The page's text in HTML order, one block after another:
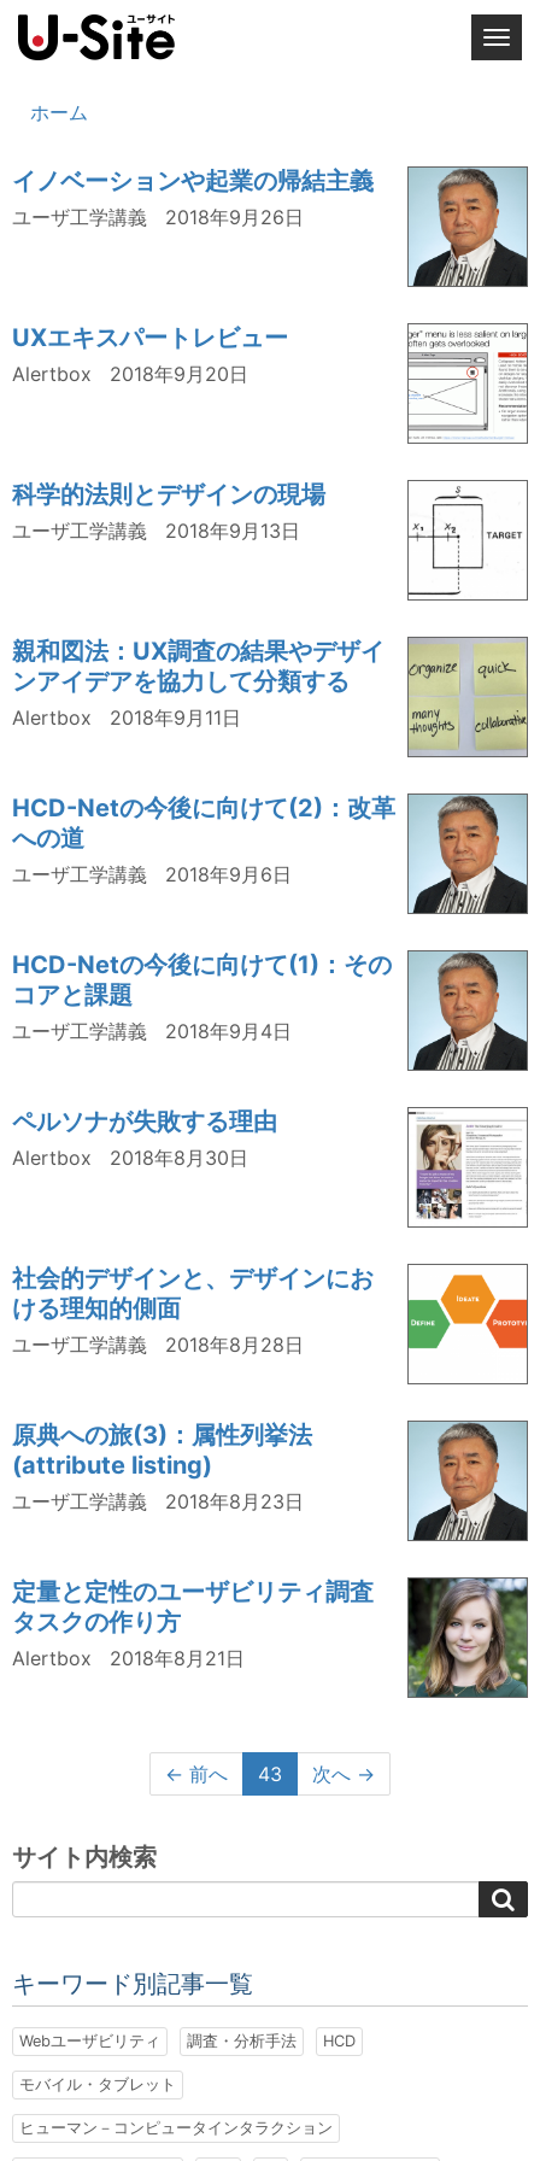
T
e
n
a
g
a
t
i
o
n
ホーム
イノベーションや起業の帰結主義
ユーザ工学講義 2018年9月26日
UXエキスパートレビュー
Alertbox 2018年9月20日
科学的法則とデザインの現場
ユーザ工学講義 2018年9月13日
親和図法：UX調査の結果やデザイ
ンアイデアを協力して分類する
Alertbox 2018年9月11日
HCD-Netの今後に向けて(2)：改革
への道
ユーザ工学講義 2018年9月6日
HCD-Netの今後に向けて(1)：その
コアと課題
ユーザ工学講義 2018年9月4日
ペルソナが失敗する理由
Alertbox 2018年8月30日
社会的デザインと、デザインにお
ける理知的側面
ユーザ工学講義 2018年8月28日
原典への旅(3)：属性列挙法
(attribute listing)
ユーザ工学講義 2018年8月23日
定量と定性のユーザビリティ調査
タスクの作り方
Alertbox 2018年8月21日
← 前へ 43 次へ →
サイト内検索
キーワード別記事一覧
Webユーザビリティ 調査・分析手法 HCD
モバイル・タブレット
ヒューマン－コンピュータインタラクション